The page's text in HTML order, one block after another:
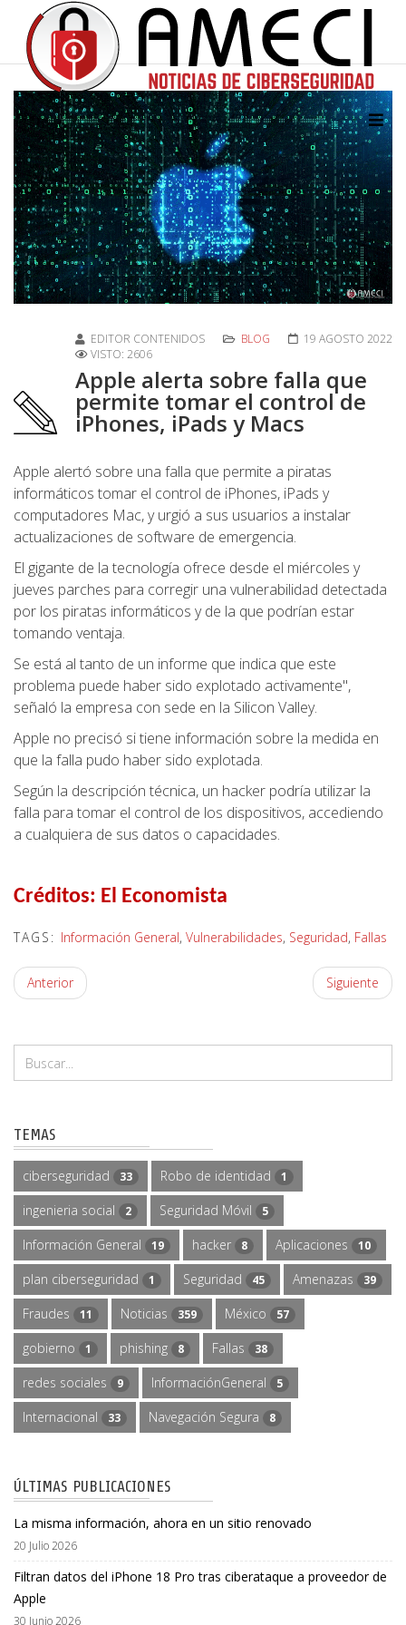
EDITOR CONTENIDOS BLOG
19 AGOSTO 2022
VISTO: 2606
Apple alerta sobre falla que
permite tomar el control de
iPhones, iPads y Macs
Apple alertó sobre una falla que permite a piratas
informáticos tomar el control de iPhones, iPads y
computadores Mac, y urgió a sus usuarios a instalar
actualizaciones de software de emergencia.
El gigante de la tecnología ofrece desde el miércoles y
jueves parches para corregir una vulnerabilidad detectada
por los piratas informáticos y de la que podrían estar
tomando ventaja.
Se está al tanto de un informe que indica que este
problema puede haber sido explotado activamente",
señaló la empresa con sede en la Silicon Valley.
Apple no precisó si tiene información sobre la medida en
que la falla pudo haber sido explotada.
Según la descripción técnica, un hacker podría utilizar la
falla para tomar el control de los dispositivos, accediendo
a cualquiera de sus datos o capacidades.
Créditos: El Economista
TAGS: Información General, Vulnerabilidades, Seguridad, Fallas
Anterior Siguiente
TEMAS
ciberseguridad 33 Robo de identidad 1
ingenieria social 2 Seguridad Móvil 5
Información General 19 hacker 8 Aplicaciones 10
plan ciberseguridad 1 Seguridad 45 Amenazas 39
Fraudes 11 Noticias 359 México 57
gobierno 1 phishing 8 Fallas 38
redes sociales 9 InformaciónGeneral 5
Internacional 33 Navegación Segura 8
ÚLTIMAS PUBLICACIONES
La misma información, ahora en un sitio renovado
20 Julio 2026
Filtran datos del iPhone 18 Pro tras ciberataque a proveedor de
Apple
30 Junio 2026